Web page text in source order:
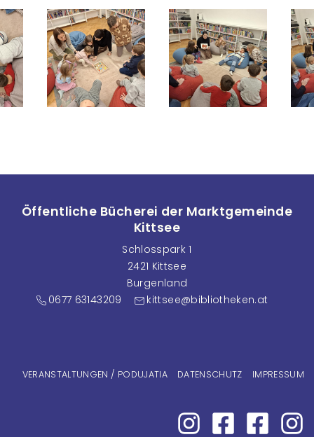
Öffentliche Bücherei der Marktgemeinde
Kittsee
Schlosspark 1
2421 Kittsee
Burgenland
0677 63143209
kittsee@bibliotheken.at
Fußzeilenmenü
VERANSTALTUNGEN / PODUJATIA DATENSCHUTZ IMPRESSUM